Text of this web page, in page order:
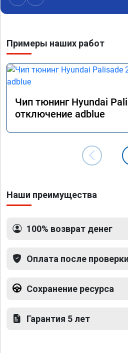
Примеры наших работ
Чип тюнинг Hyundai
отключение adblue
Наши преимущества
100% возврат денег
Оплата после проверки
Сохранение ресурса
Гарантия 5 лет